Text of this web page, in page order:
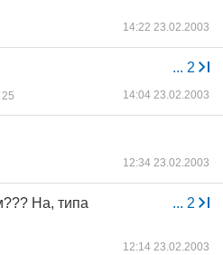
14:22 23.02.2003
... 2
25 14:04 23.02.2003
12:34 23.02.2003
... 2
На, типа
12:14 23.02.2003